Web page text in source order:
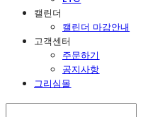
캘린더
캘린더 마감안내
고객센터
주문하기
공지사항
그리심몰